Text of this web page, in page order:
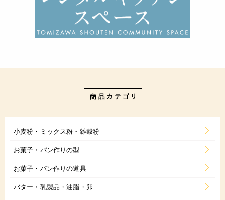
小麦粉・ミックス粉・雑穀粉
お菓子・パン作りの型
お菓子・パン作りの道具
バター・乳製品・油脂・卵